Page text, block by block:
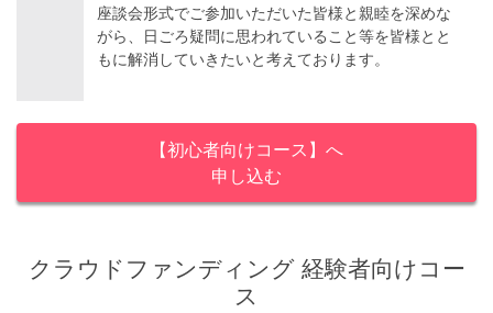
座談会形式でご参加いただいた皆様と親睦を深めな
がら、日ごろ疑問に思われていること等を皆様とと
もに解消していきたいと考えております。
【初心者向けコース】へ
申し込む
クラウドファンディング 経験者向けコー
ス